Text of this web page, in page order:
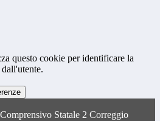
questo cookie per identificare la
Statale 2 Correggio